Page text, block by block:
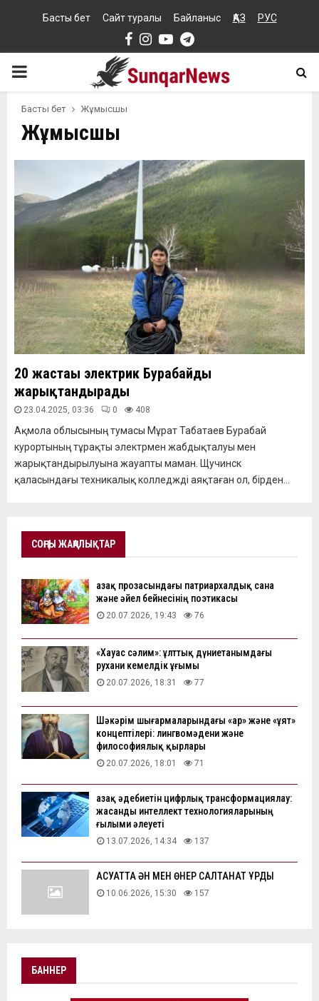
Басты бет Сайт туралы Байланыс ҚАЗ РУС
Facebook
Instagram
YoutubeTelegram
PRIMARY
MENU
Басты бет Жұмысшы
Жұмысшы
20 жастағы электрик Бурабайды
жарықтандырады
23.04.2025, 03:36 0 408
Ақмола облысының тумасы Мұрат Табатаев Бурабай
курортының тұрақты электрмен жабдықталуы мен
жарықтандырылуына жауапты маман. Щучинск
қаласындағы техникалық колледжді аяқтаған ол, бірден...
СОҢҒЫ ЖАҢАЛЫҚТАР
Қазақ прозасындағы патриархалдық сана
және әйел бейнесінің поэтикасы
20.07.2026, 19:43 76
«Хауас сәлим»: ұлттық дүниетанымдағы
рухани кемелдік ұғымы
20.07.2026, 18:31 77
Шәкәрім шығармаларындағы «ар» және «ұят»
концептілері: лингвомәдени және
философиялық қырлары
20.07.2026, 18:01 71
Қазақ әдебиетін цифрлық трансформациялау:
жасанды интеллект технологияларының
ғылыми әлеуеті
13.07.2026, 14:34 137
АҚСУАТТА ӘН МЕН ӨНЕР САЛТАНАТ ҚҰРДЫ
10.06.2026, 15:30 157
БАННЕР